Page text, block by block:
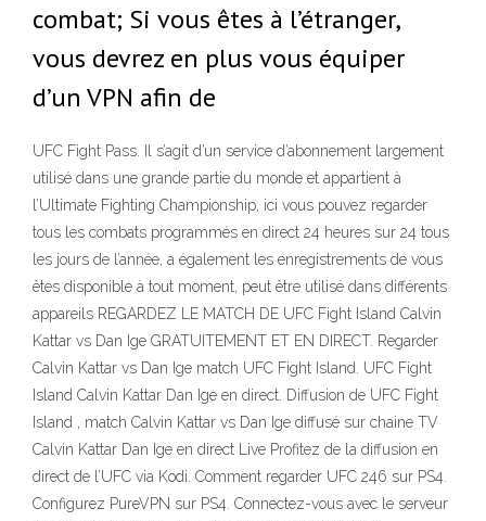
combat; Si vous êtes à l’étranger,
vous devrez en plus vous équiper
d’un VPN afin de
UFC Fight Pass. Il s’agit d’un service d’abonnement largement
utilisé dans une grande partie du monde et appartient à
l’Ultimate Fighting Championship, ici vous pouvez regarder
tous les combats programmés en direct 24 heures sur 24 tous
les jours de l’année, a également les enregistrements de vous
êtes disponible à tout moment, peut être utilisé dans différents
appareils REGARDEZ LE MATCH DE UFC Fight Island Calvin
Kattar vs Dan Ige GRATUITEMENT ET EN DIRECT. Regarder
Calvin Kattar vs Dan Ige match UFC Fight Island. UFC Fight
Island Calvin Kattar Dan Ige en direct. Diffusion de UFC Fight
Island , match Calvin Kattar vs Dan Ige diffusé sur chaine TV
Calvin Kattar Dan Ige en direct Live Profitez de la diffusion en
direct de l’UFC via Kodi. Comment regarder UFC 246 sur PS4.
Configurez PureVPN sur PS4. Connectez-vous avec le serveur